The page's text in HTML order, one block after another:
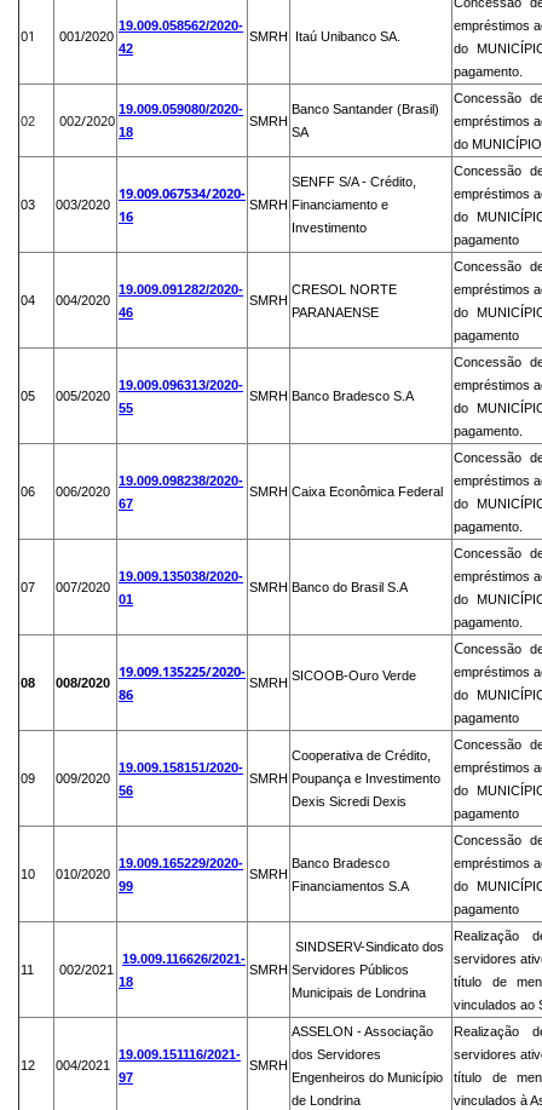
01 001/2020
19.009.058562/2020-
42
SMRH Itaú Unibanco SA.
empréstimos
do
pagamento.
02 002/2020
19.009.059080/2020-
18
SMRH
Banco Santander (Brasil)
SA
Concessão
empréstimos
do
03 003/2020
19.009.067534/2020-
16
SMRH
SENFF S/A - Crédito,
Financiamento e
Investimento
Concessão
empréstimos
do
pagamento
04 004/2020
19.009.091282/2020-
46
SMRH
CRESOL NORTE
PARANAENSE
Concessão
empréstimos
do
pagamento
05 005/2020
19.009.096313/2020-
55
SMRH Banco Bradesco S.A
Concessão
empréstimos
do
pagamento.
06 006/2020
19.009.098238/2020-
67
SMRH Caixa Econômica Federal
Concessão
empréstimos
do
pagamento.
07 007/2020
19.009.135038/2020-
01
SMRH Banco do Brasil S.A
Concessão
empréstimos
do
pagamento.
08 008/2020
19.009.135225/2020-
86
SMRH SICOOB-Ouro Verde
Concessão
empréstimos
do
pagamento
09 009/2020
19.009.158151/2020-
56
SMRH
Cooperativa de Crédito,
Poupança e Investimento
Dexis Sicredi Dexis
Concessão
empréstimos
do
pagamento
10 010/2020
19.009.165229/2020-
99
SMRH
Banco Bradesco
Financiamentos S.A
Concessão
empréstimos
do
pagamento
11 002/2021
19.009.116626/2021-
18
SMRH
SINDSERV-Sindicato dos
Servidores Públicos
Municipais de Londrina
Realização
servidores
título de
vinculados ao
12 004/2021
19.009.151116/2021-
97
SMRH
ASSELON - Associação
dos Servidores
Engenheiros do Município
de Londrina
Realização
servidores
título de
vinculados à